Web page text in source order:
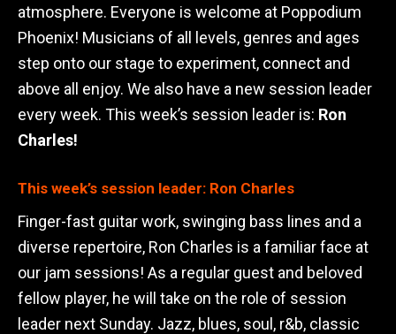
atmosphere. Everyone is welcome at Poppodium
Phoenix! Musicians of all levels, genres and ages
step onto our stage to experiment, connect and
above all enjoy. We also have a new session leader
every week. This week’s session leader is: Ron
Charles!
This week’s session leader: Ron Charles
Finger-fast guitar work, swinging bass lines and a
diverse repertoire, Ron Charles is a familiar face at
our jam sessions! As a regular guest and beloved
fellow player, he will take on the role of session
leader next Sunday. Jazz, blues, soul, r&b, classic